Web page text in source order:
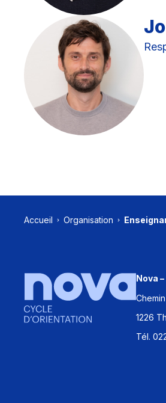
Accueil Organisation
Nova
1226
Tél.